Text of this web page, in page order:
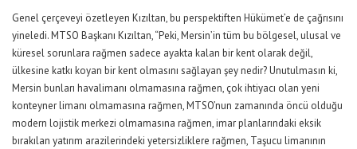
Genel çerçeveyi özetleyen Kızıltan, bu perspektiften Hükümet’e de çağrısını
yineledi. MTSO Başkanı Kızıltan, “Peki, Mersin’in tüm bu bölgesel, ulusal ve
küresel sorunlara rağmen sadece ayakta kalan bir kent olarak değil,
ülkesine katkı koyan bir kent olmasını sağlayan şey nedir? Unutulmasın ki,
Mersin bunları havalimanı olmamasına rağmen, çok ihtiyacı olan yeni
konteyner limanı olmamasına rağmen, MTSO’nun zamanında öncü olduğu
modern lojistik merkezi olmamasına rağmen, imar planlarındaki eksik
bırakılan yatırım arazilerindeki yetersizliklere rağmen, Taşucu limanının